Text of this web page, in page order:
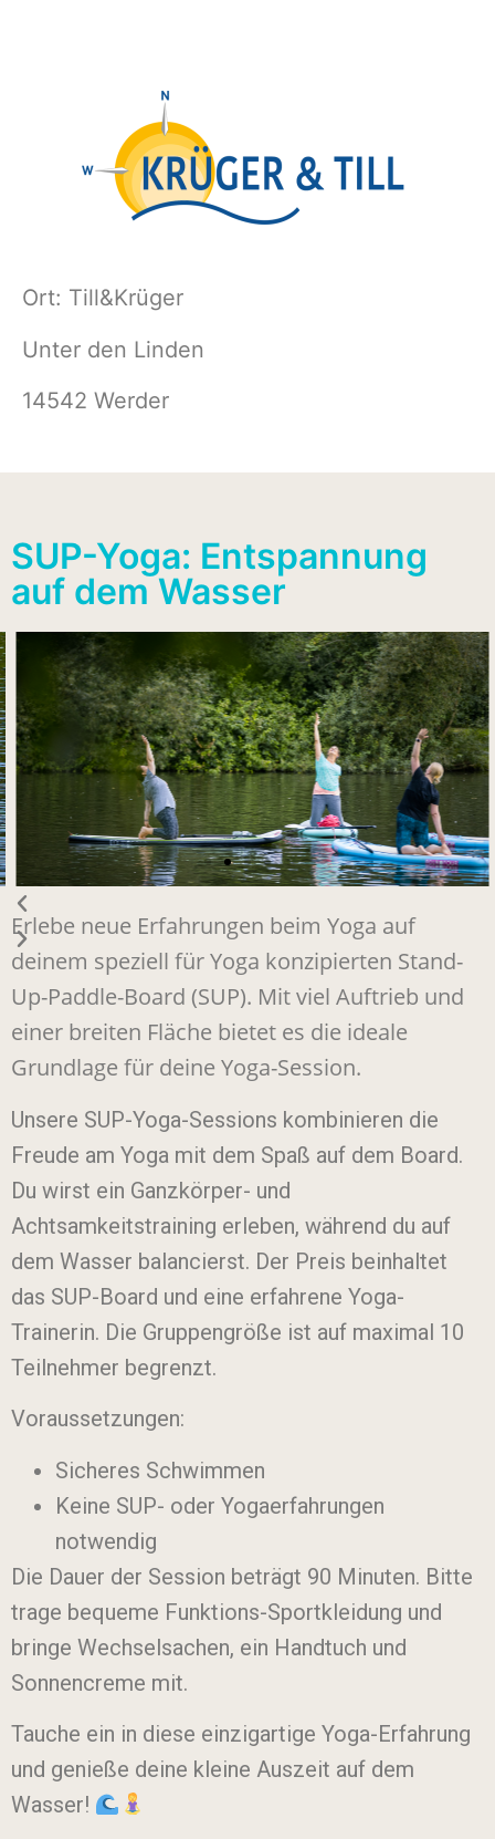
Ort: Till&Krüger
Unter den Linden
14542 Werder
SUP-Yoga: Entspannung
auf dem Wasser
Erlebe neue Erfahrungen beim Yoga auf
deinem speziell für Yoga konzipierten Stand-
Up-Paddle-Board (SUP). Mit viel Auftrieb und
einer breiten Fläche bietet es die ideale
Grundlage für deine Yoga-Session.
Unsere SUP-Yoga-Sessions kombinieren die
Freude am Yoga mit dem Spaß auf dem Board.
Du wirst ein Ganzkörper- und
Achtsamkeitstraining erleben, während du auf
dem Wasser balancierst. Der Preis beinhaltet
das SUP-Board und eine erfahrene Yoga-
Trainerin. Die Gruppengröße ist auf maximal 10
Teilnehmer begrenzt.
Voraussetzungen:
Sicheres Schwimmen
Keine SUP- oder Yogaerfahrungen
notwendig
Die Dauer der Session beträgt 90 Minuten. Bitte
trage bequeme Funktions-Sportkleidung und
bringe Wechselsachen, ein Handtuch und
Sonnencreme mit.
Tauche ein in diese einzigartige Yoga-Erfahrung
und genieße deine kleine Auszeit auf dem
Wasser!